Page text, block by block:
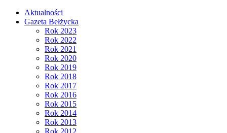
Aktualności
Gazeta Bełżycka
Rok 2023
Rok 2022
Rok 2021
Rok 2020
Rok 2019
Rok 2018
Rok 2017
Rok 2016
Rok 2015
Rok 2014
Rok 2013
Rok 2012